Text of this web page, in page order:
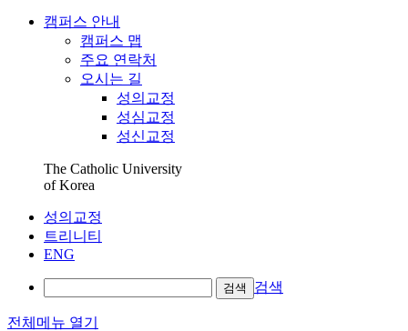
캠퍼스 안내
캠퍼스 맵
주요 연락처
오시는 길
성의교정
성심교정
성신교정
The Catholic University
of Korea
성의교정
트리니티
ENG
검색 검색
전체메뉴 열기